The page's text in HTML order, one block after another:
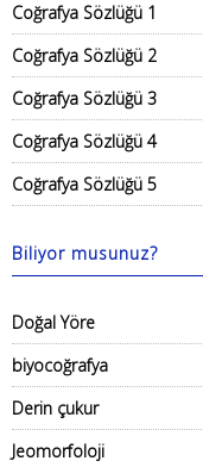
Coğrafya Sözlüğü 1
Coğrafya Sözlüğü 2
Coğrafya Sözlüğü 3
Coğrafya Sözlüğü 4
Coğrafya Sözlüğü 5
Biliyor musunuz?
Doğal Yöre
biyocoğrafya
Derin çukur
Jeomorfoloji